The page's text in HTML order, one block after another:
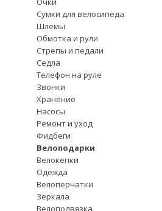
Сумки для велосипеда
Шлемы
Обмотка и рули
Стрепы и педали
Седла
Телефон на руле
Звонки
Хранение
Насосы
Ремонт и уход
Фидбеги
Велоподарки
Велокепки
Одежда
Велоперчатки
Зеркала
Велоподвязка